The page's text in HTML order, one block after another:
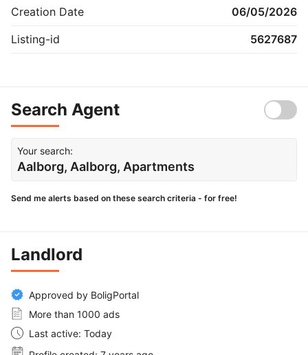
Creation Date
06/05/2026
Listing-id
5627687
Search Agent
Your search:
Aalborg, Aalborg, Apartments
Send me alerts based on these search criteria - for free!
Landlord
Approved by BoligPortal
More than 1000 ads
Last active: Today